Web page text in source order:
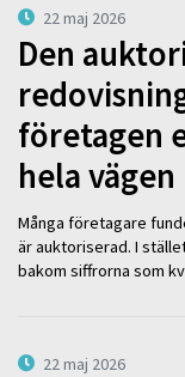
22 maj 2026
Den
företagen
hela vägen
Många företagare
är auktoriserad. I
bakom siffrorna som
22 maj 2026